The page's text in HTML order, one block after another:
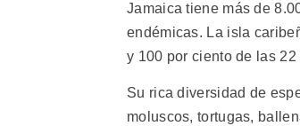
Jamaica tiene más de
endémicas. La isla
y 100 por ciento de las
Su rica diversidad de
moluscos, tortugas,